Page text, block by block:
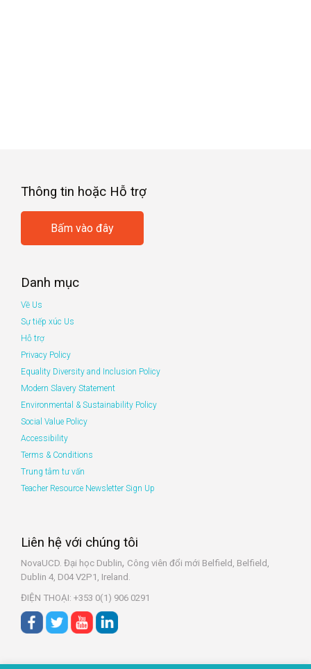
Thông tin hoặc Hỗ trợ
Bấm vào đây
Danh mục
Về Us
Sự tiếp xúc Us
Hỗ trợ
Privacy Policy
Equality Diversity and Inclusion Policy
Modern Slavery Statement
Environmental & Sustainability Policy
Social Value Policy
Accessibility
Terms & Conditions
Trung tâm tư vấn
Teacher Resource Newsletter Sign Up
Liên hệ với chúng tôi
NovaUCD. Đại học Dublin, Công viên đổi mới Belfield, Belfield,
Dublin 4, D04 V2P1, Ireland.
ĐIỆN THOẠI: +353 0(1) 906 0291